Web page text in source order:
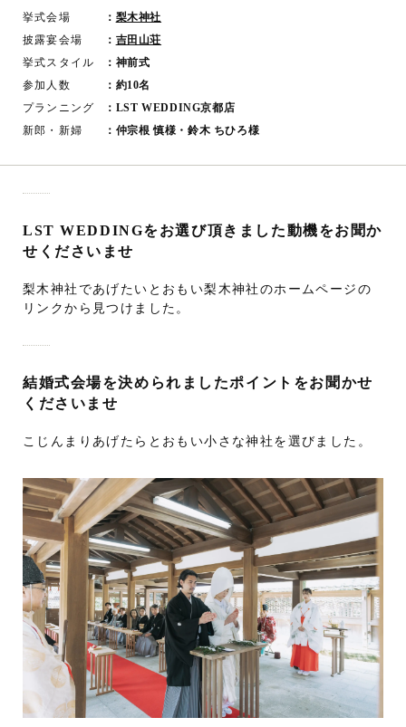
挙式会場 ： 梨木神社
披露宴会場
： 吉田山荘
挙式スタイル
：神前式
参加人数
：約10名
プランニング
：LST WEDDING京都店
新郎・新婦
：仲宗根 慎様・鈴木 ちひろ様
LST WEDDINGをお選び頂きました動機をお聞か
せくださいませ
梨木神社であげたいとおもい梨木神社のホームページの
リンクから見つけました。
結婚式会場を決められましたポイントをお聞かせ
くださいませ
こじんまりあげたらとおもい小さな神社を選びました。